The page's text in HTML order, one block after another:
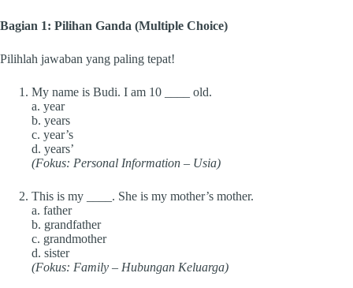
Bagian 1: Pilihan Ganda (Multiple Choice)
Pilihlah jawaban yang paling tepat!
My name is Budi. I am 10 ____ old.
a. year
b. years
c. year’s
d. years’
(Fokus: Personal Information – Usia)
This is my ____. She is my mother’s mother.
a. father
b. grandfather
c. grandmother
d. sister
(Fokus: Family – Hubungan Keluarga)